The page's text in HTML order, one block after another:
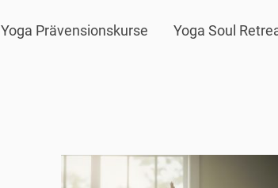
Yoga Prävensionskurse